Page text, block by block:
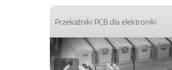
Przekaźniki PCB dla elektroniki